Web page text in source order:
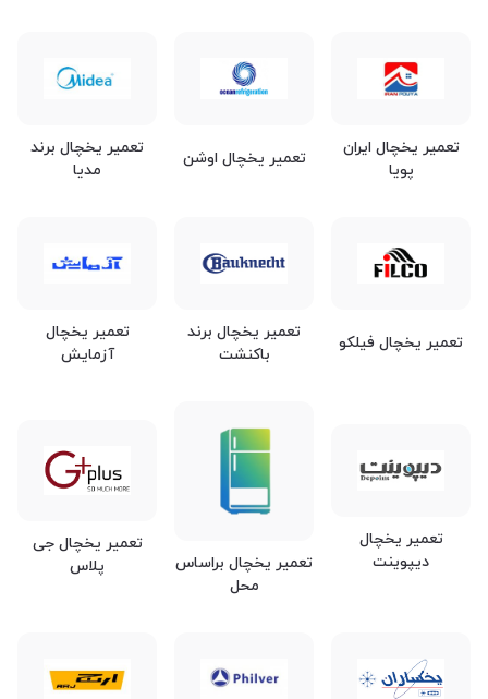
تعمیر یخچال ایران
پویا
تعمیر یخچال اوشن
تعمیر یخچال برند
مدیا
تعمیر یخچال فیلکو
تعمیر یخچال برند
باکنشت
تعمیر یخچال
آزمایش
تعمیر یخچال
دیپوینت
تعمیر یخچال براساس
محل
تعمیر یخچال جی
پلاس